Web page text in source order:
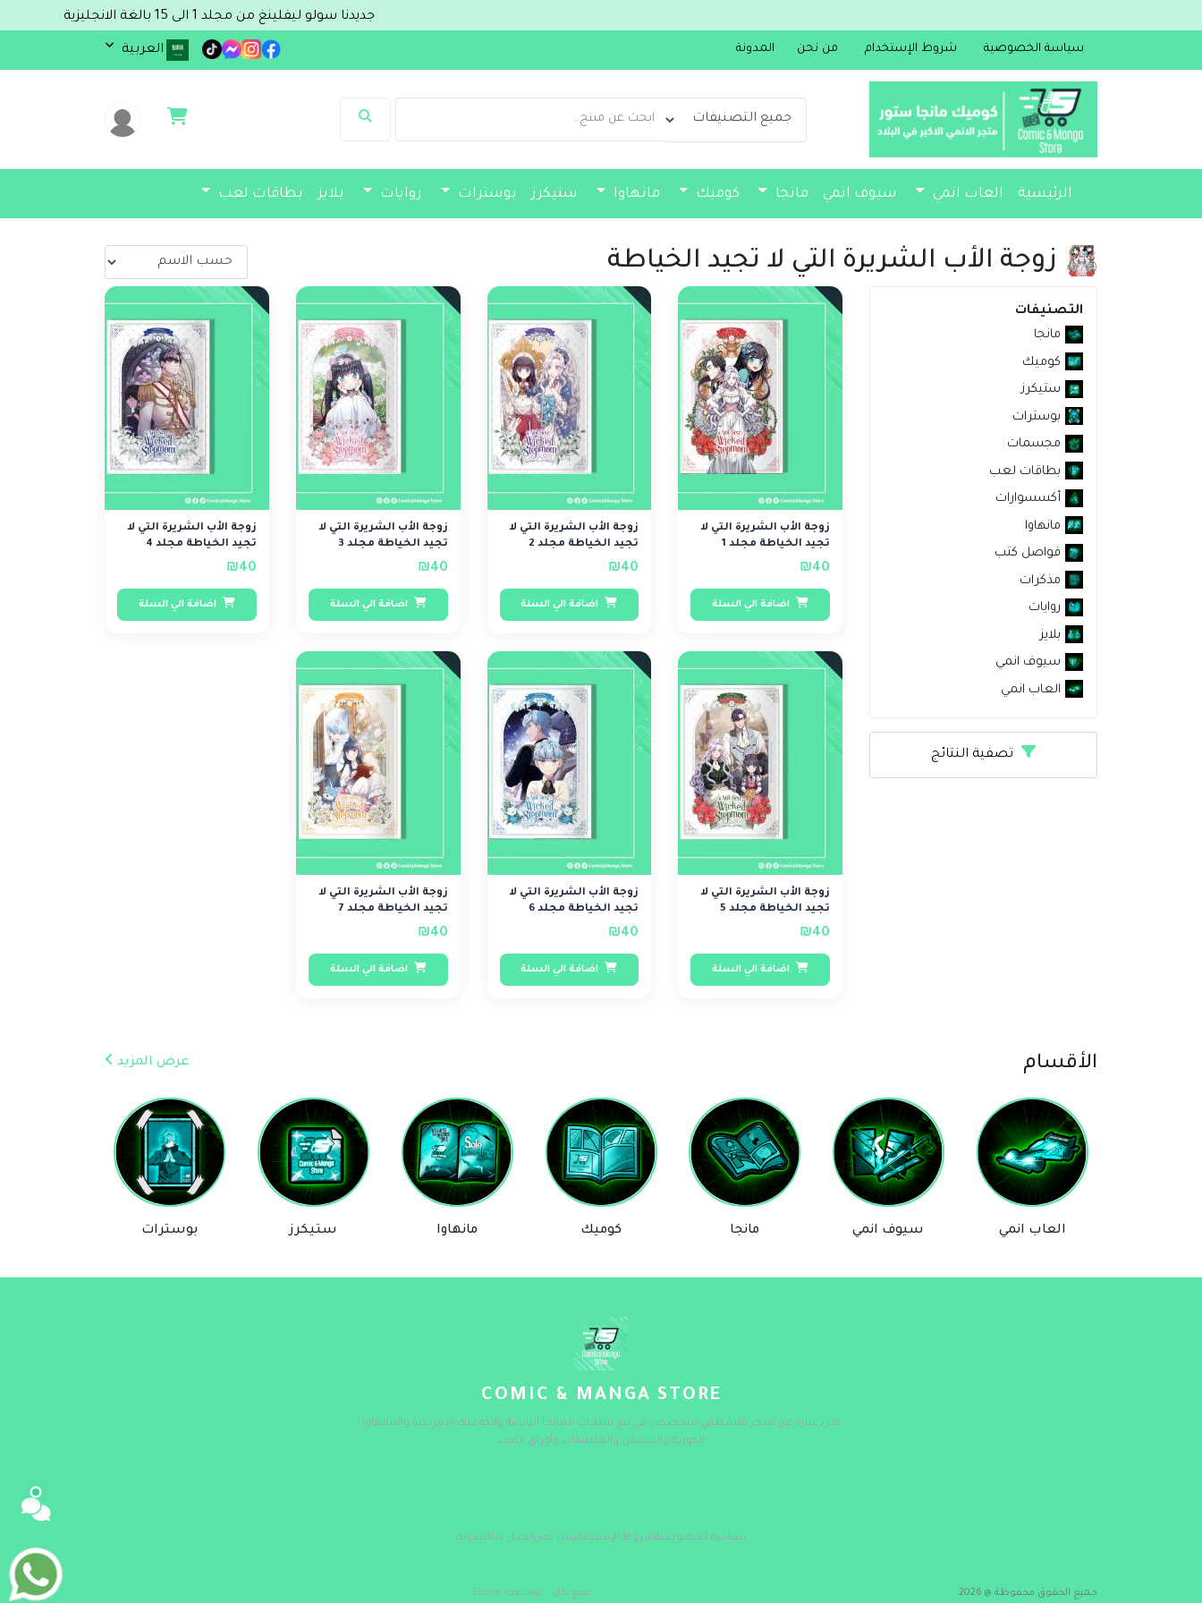
جديدنا سولو ليفلينغ من مجلد 1 الى 15 بالغة الانجليزية
سياسة الخصوصية شروط الإستخدام من نحن المدونة العربية
الرئيسية العاب انمي سيوف انمي مانجا كوميك مانهاوا ستيكرز بوسترات روايات بلايز بطاقات لعب
زوجة الأب الشريرة التي لا تجيد الخياطة
التصنيفات
مانجا
كوميك
ستيكرز
بوسترات
مجسمات
بطاقات لعب
أكسسوارات
مانهاوا
فواصل كتب
مذكرات
روايات
بلايز
سيوف انمي
العاب انمي
تصفية النتائج
زوجة الأب الشريرة التي لا
تجيد الخياطة مجلد 1
₪40
اضافة الي السلة
زوجة الأب الشريرة التي لا
تجيد الخياطة مجلد 2
₪40
اضافة الي السلة
زوجة الأب الشريرة التي لا
تجيد الخياطة مجلد 3
₪40
اضافة الي السلة
زوجة الأب الشريرة التي لا
تجيد الخياطة مجلد 4
₪40
اضافة الي السلة
زوجة الأب الشريرة التي لا
تجيد الخياطة مجلد 5
₪40
اضافة الي السلة
زوجة الأب الشريرة التي لا
تجيد الخياطة مجلد 6
₪40
اضافة الي السلة
زوجة الأب الشريرة التي لا
تجيد الخياطة مجلد 7
₪40
اضافة الي السلة
الأقسام عرض المزيد
العاب انمي سيوف انمي مانجا كوميك مانهاوا ستيكرز بوسترات مساعد Comic & Manga Store
COMIC & MANGA STORE
نحن عبارة عن متجر فلسطيني متخصص في بيع منتجات المانجا اليابانية والكوميك الامريكية والمانهاوا
الكورية والستيكرز والملصقات وأوراق اللعب
سياسة الخصوصيةشروط الإستخداممن نحناتصل بناالمدونة
جميع الحقوق محفوظة @ 2026 صنع بكل بواسطة Estore